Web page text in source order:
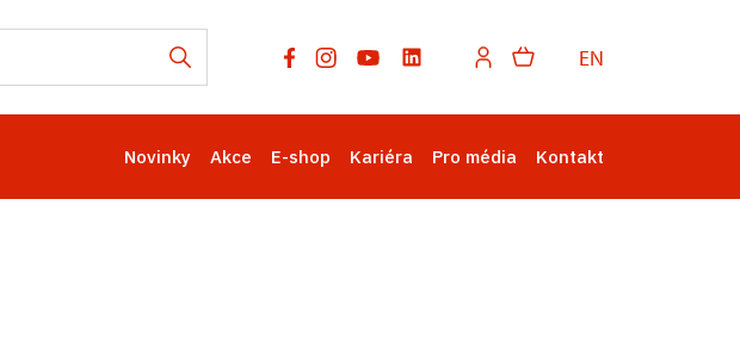
EN
Novinky Akce E-shop Kariéra Pro média Kontakt